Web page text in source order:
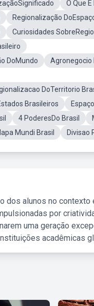
O Que
Regionalização
Curiosidades
DoMundo
Agronegocio
DoTerritorio
Brasileiros
4 PoderesDo Brasil
Mundi Brasil Divisao
dos alunos no contexto
por
uma geração
acadêmicas